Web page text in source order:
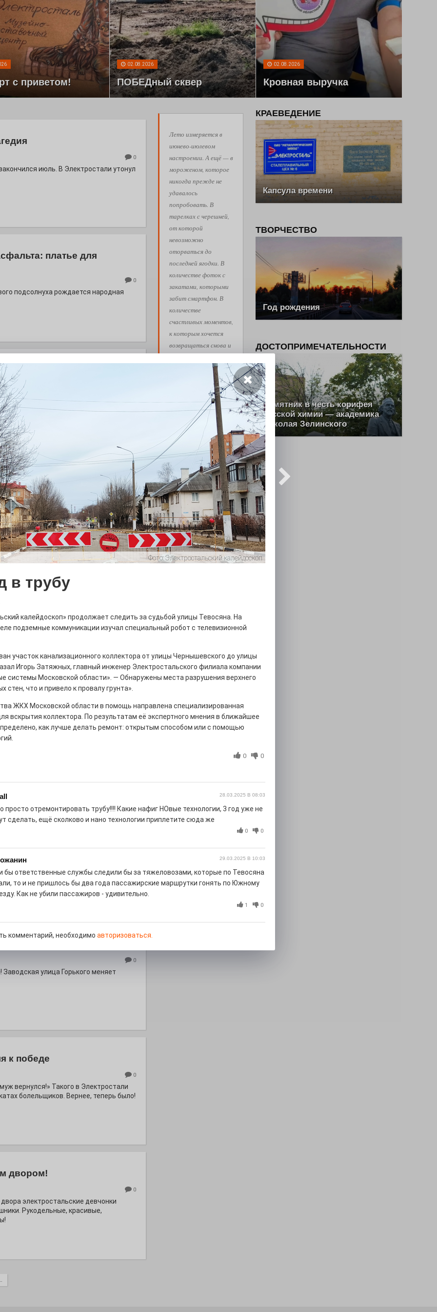
с приветом!
02.08.2026
ПОБЕДный сквер
02.08.2026
Кровная выручка
Лето измеряется в
июнево-июлевом
настроении. А ещё — в
мороженом, которое
никогда прежде не
удавалось
попробовать. В
тарелках с черешней,
от которой
невозможно
оторваться до
последней ягодки. В
количестве фоток с
закатами, которыми
забит смартфон. В
количестве
счастливых моментов,
к которым хочется
возвращаться снова и
лето пройдёт так, как
Ваш Эль
АФИША
поделиться
0
июль. В Электростали утонул
платье для
0
подсолнуха рождается народная
в разрезе истории города?
правда?
литературе и детям
0
зарекомендовала себя флагманом
раз этот статус подтвердили
— одно на всех
0
героизма» — новый масштабный проект,
приглашает к себе
Олега Коняшина.
путешествуют по
На этой неделе электростальцев
«Районы-кварталы».
килем!
0
Заводская улица Горького меняет
к победе
0
вернулся!» Такого в Электростали
болельщиков. Вернее, теперь было!
двором!
0
электростальские девчонки
Рукодельные, красивые,
КРАЕВЕДЕНИЕ
Капсула времени
ТВОРЧЕСТВО
Год рождения
ДОСТОПРИМЕЧАТЕЛЬНОСТИ
Памятник в честь корифея
русской химии — академика
Николая Зелинского
Фото:Электростальский калейдоскоп
в трубу
калейдоскоп» продолжает следить за судьбой улицы Тевосяна. На
подземные коммуникации изучал специальный робот с телевизионной
участок канализационного коллектора от улицы Чернышевского до улицы
Игорь Затяжных, главный инженер Электростальского филиала компании
системы Московской области». — Обнаружены места разрушения верхнего
стен, что и привело к провалу грунта».
ЖКХ Московской области в помощь направлена специализированная
вскрытия коллектора. По результатам её экспертного мнения в ближайшее
как лучше делать ремонт: открытым способом или с помощью
0 0
28.03.2025 В 08:03
просто отремонтировать трубу!!!! Какие нафиг НОвые технологии, 3 год уже не
сделать, ещё сколково и нано технологии приплетите сюда же
0 0
29.03.2025 В 10:03
бы ответственные службы следили бы за тяжеловозами, которые по Тевосяна
то и не пришлось бы два года пассажирские маршрутки гонять по Южному
Как не убили пассажиров - удивительно.
1 0
комментарий, необходимо авторизоваться.